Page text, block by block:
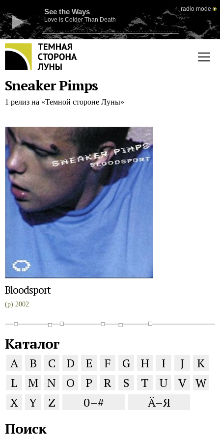
See the Ways
Love Is Colder Than Death
radio mode
Sneaker Pimps
1 релиз на «Темной стороне Луны»
Bloodsport
(p) 2002
Каталог
A B C D E F G H I J
K
L
M N O P R S T U V W
X
Y Z 0–# Ä–Я
Поиск